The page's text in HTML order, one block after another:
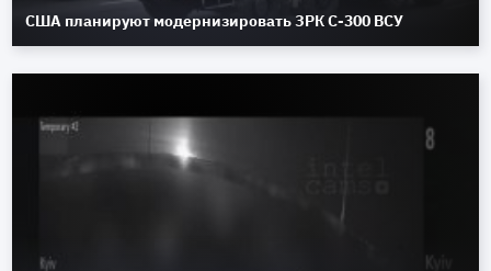
США планируют модернизировать ЗРК С-300 ВСУ